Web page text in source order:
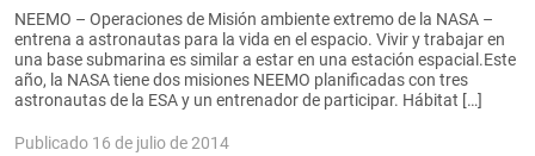
NEEMO – Operaciones de Misión ambiente extremo de la NASA –
entrena a astronautas para la vida en el espacio. Vivir y trabajar en
una base submarina es similar a estar en una estación espacial.Este
año, la NASA tiene dos misiones NEEMO planificadas con tres
astronautas de la ESA y un entrenador de participar. Hábitat […]
Publicado 16 de julio de 2014